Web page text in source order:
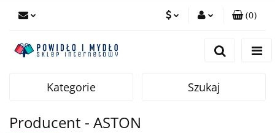
Dodaj zgłoszenie
(0)
Kategorie Szukaj
Producent - ASTON